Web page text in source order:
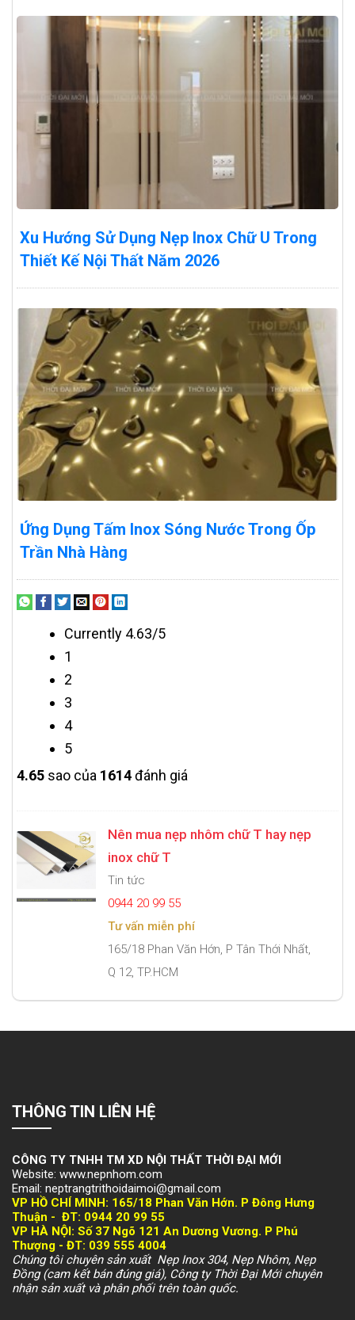
Xu Hướng Sử Dụng Nẹp Inox Chữ U Trong
Thiết Kế Nội Thất Năm 2026
Ứng Dụng Tấm Inox Sóng Nước Trong Ốp
Trần Nhà Hàng
Currently 4.63/5
1
2
3
4
5
4.65 sao của 1614đánh giá
Nên mua nẹp nhôm chữ T hay nẹp
inox chữ T
Tin tức
0944 20 99 55
Tư vấn miễn phí
165/18 Phan Văn Hớn, P Tân Thới Nhất,
Q 12, TP.HCM
THÔNG TIN LIÊN HỆ
CÔNG TY TNHH TM XD NỘI THẤT THỜI ĐẠI MỚI
Website: www.nepnhom.com
Email: neptrangtrithoidaimoi@gmail.com
VP HỒ CHÍ MINH: 165/18 Phan Văn Hớn. P Đông Hưng
Thuận - ĐT: 0944 20 99 55
VP HÀ NỘI: Số 37 Ngõ 121 An Dương Vương. P Phú
Thượng - ĐT: 039 555 4004
Chúng tôi chuyên sản xuất Nẹp Inox 304, Nẹp Nhôm, Nẹp
Đồng (cam kết bán đúng giá), Công ty Thời Đại Mới chuyên
nhận sản xuất và phân phối trên toàn quốc.